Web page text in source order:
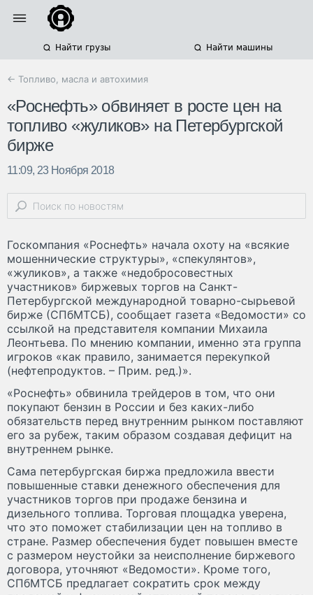
Найти грузы Найти машины
← Топливо, масла и автохимия
«Роснефть» обвиняет в росте цен на
топливо «жуликов» на Петербургской
бирже
11:09, 23 Ноября 2018
Госкомпания «Роснефть» начала охоту на «всякие
мошеннические структуры», «спекулянтов»,
«жуликов», а также «недобросовестных
участников» биржевых торгов на Санкт-
Петербургской международной товарно-сырьевой
бирже (СПбМТСБ), сообщает газета «Ведомости» со
ссылкой на представителя компании Михаила
Леонтьева. По мнению компании, именно эта группа
игроков «как правило, занимается перекупкой
(нефтепродуктов. – Прим. ред.)».
«Роснефть» обвинила трейдеров в том, что они
покупают бензин в России и без каких-либо
обязательств перед внутренним рынком поставляют
его за рубеж, таким образом создавая дефицит на
внутреннем рынке.
Сама петербургская биржа предложила ввести
повышенные ставки денежного обеспечения для
участников торгов при продаже бензина и
дизельного топлива. Торговая площадка уверена,
что это поможет стабилизации цен на топливо в
стране. Размер обеспечения будет повышен вместе
с размером неустойки за неисполнение биржевого
договора, уточняют «Ведомости». Кроме того,
СПбМТСБ предлагает сократить срок между